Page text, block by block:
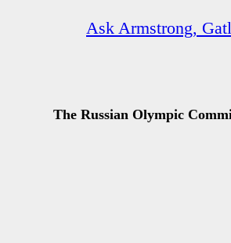
‘Ask Armstrong,
The Russian Olympic